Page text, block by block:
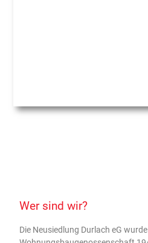
Wer sind wir?
Die Neusiedlung Durlach eG